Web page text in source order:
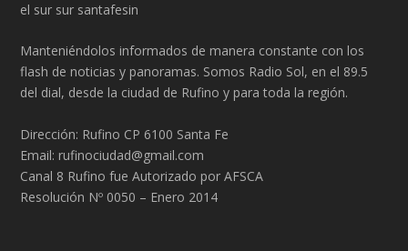
el sur sur santafesin
Manteniéndolos informados de manera constante con los
flash de noticias y panoramas. Somos Radio Sol, en el 89.5
del dial, desde la ciudad de Rufino y para toda la región.
Dirección: Rufino CP 6100 Santa Fe
Email: rufinociudad@gmail.com
Canal 8 Rufino fue Autorizado por AFSCA
Resolución Nº 0050 – Enero 2014